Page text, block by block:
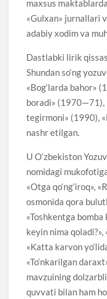
maxsus
«Gulxan» jurnallari
adabiy xodim va
Dastlabki lirik
Shundan so‘ng
«Bog‘larda bahor»
boradi» (1970—71),
tegirmoni» (1990),
nashr etilgan.
U O‘zbekiston
nomidagi
«Otga qo‘ng‘iroq»,
osmonida qora
«Toshkentga bomba
keyin nima qoladi?»,
«Katta karvon
«To‘nkarilgan
mavzuining
quvvati bilan ham